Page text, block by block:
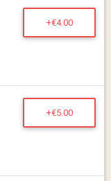
+€4.00
+€5.00